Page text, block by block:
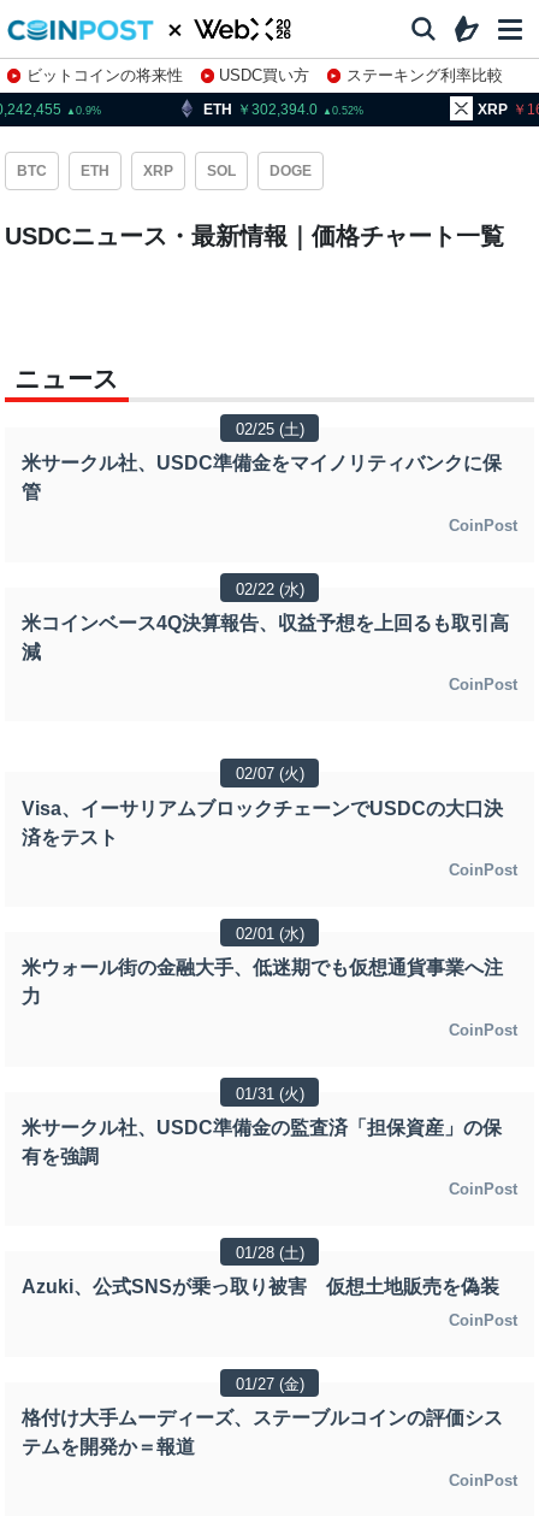
ビットコインの将来性 USDC買い方
ステーキング利率比較
株特集・関連銘柄
0.9 ETH 302,394.0 0.52 XRP
BTC ETH XRP SOL DOGE
USDCニュース・最新情報｜価格チャート一覧
ニュース
02/25 (土)
米サークル社、USDC準備金をマイノリティバンクに保
管
CoinPost
02/22 (水)
米コインベース4Q決算報告、収益予想を上回るも取引高
減
CoinPost
02/07 (火)
Visa、イーサリアムブロックチェーンでUSDCの大口決
済をテスト
CoinPost
02/01 (水)
米ウォール街の金融大手、低迷期でも仮想通貨事業へ注
力
CoinPost
01/31 (火)
米サークル社、USDC準備金の監査済「担保資産」の保
有を強調
CoinPost
01/28 (土)
Azuki、公式SNSが乗っ取り被害 仮想土地販売を偽装
CoinPost
01/27 (金)
格付け大手ムーディーズ、ステーブルコインの評価シス
テムを開発か＝報道
CoinPost